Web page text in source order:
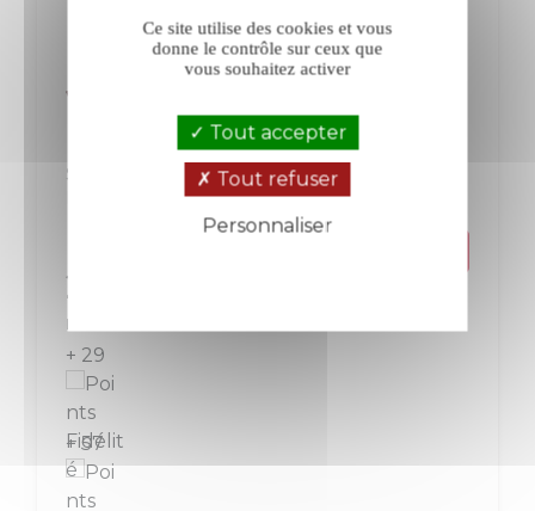
Vacheron Sancerre blanc 2025
Sancerre
Prix
28,50 €
La bouteille de 75 cl
+ 29
+ 57
Ce site utilise des cookies et vous
donne le contrôle sur ceux que
vous souhaitez activer
Tout accepter
Tout refuser
Personnaliser